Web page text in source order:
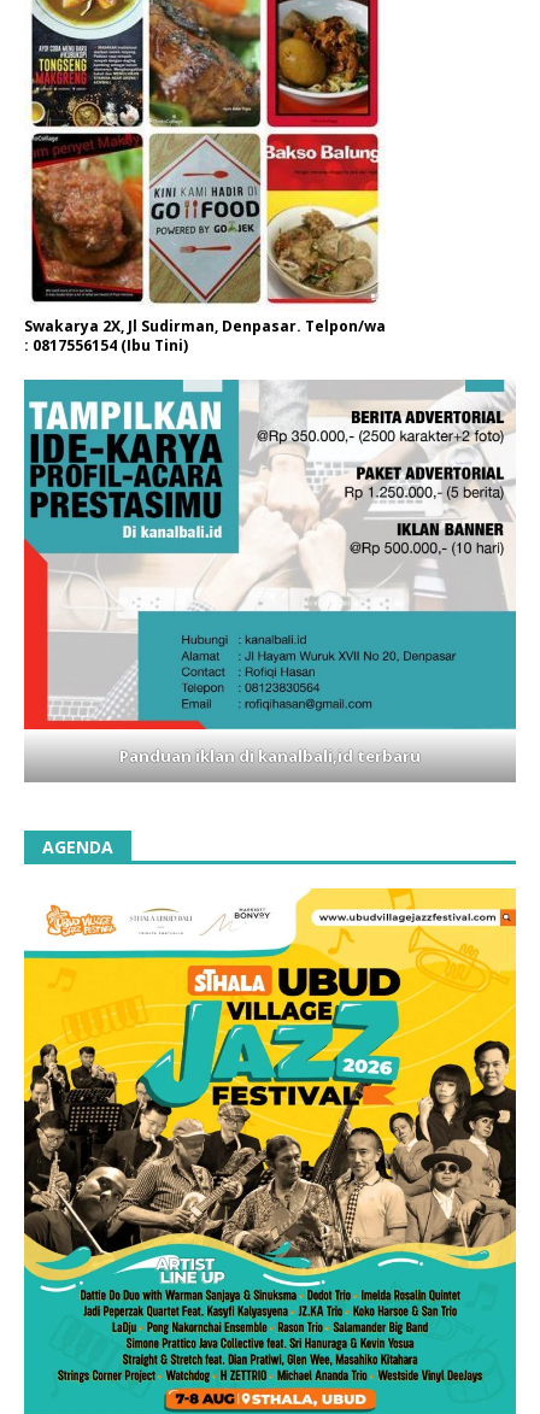
Swakarya 2X, Jl Sudirman, Denpasar. Telpon/wa
: 0817556154 (Ibu Tini)
Panduan iklan di kanalbali,id terbaru
AGENDA